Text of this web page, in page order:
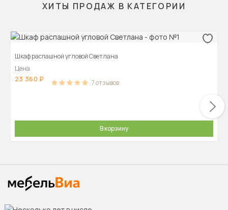
ХИТЫ ПРОДАЖ В КАТЕГОРИИ
Шкаф распашной угловой Светлана
Цена
23 360 7 отзывов
В корзину